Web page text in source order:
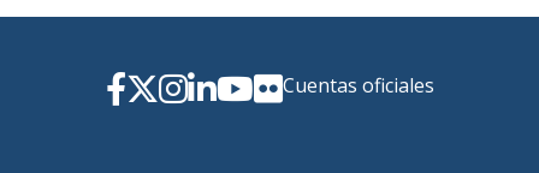
Cuentas oficiales